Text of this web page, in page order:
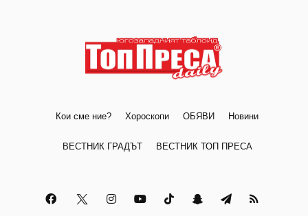
Кои сме ние? Хороскопи ОБЯВИ Новини
ВЕСТНИК ГРАДЪТ ВЕСТНИК ТОП ПРЕСА